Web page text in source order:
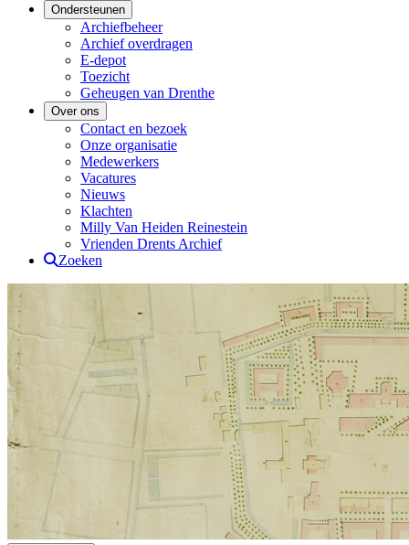
Ondersteunen
Archiefbeheer
Archief overdragen
E-depot
Toezicht
Geheugen van Drenthe
Over ons
Contact en bezoek
Onze organisatie
Medewerkers
Vacatures
Nieuws
Klachten
Milly Van Heiden Reinestein
Vrienden Drents Archief
Zoeken
Drents Archief